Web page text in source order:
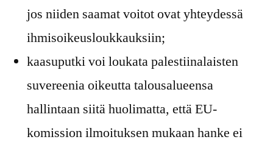
jos niiden saamat voitot ovat yhteydessä
ihmisoikeusloukkauksiin;
kaasuputki voi loukata palestiinalaisten
suvereenia oikeutta talousalueensa
hallintaan siitä huolimatta, että EU-
komission ilmoituksen mukaan hanke ei